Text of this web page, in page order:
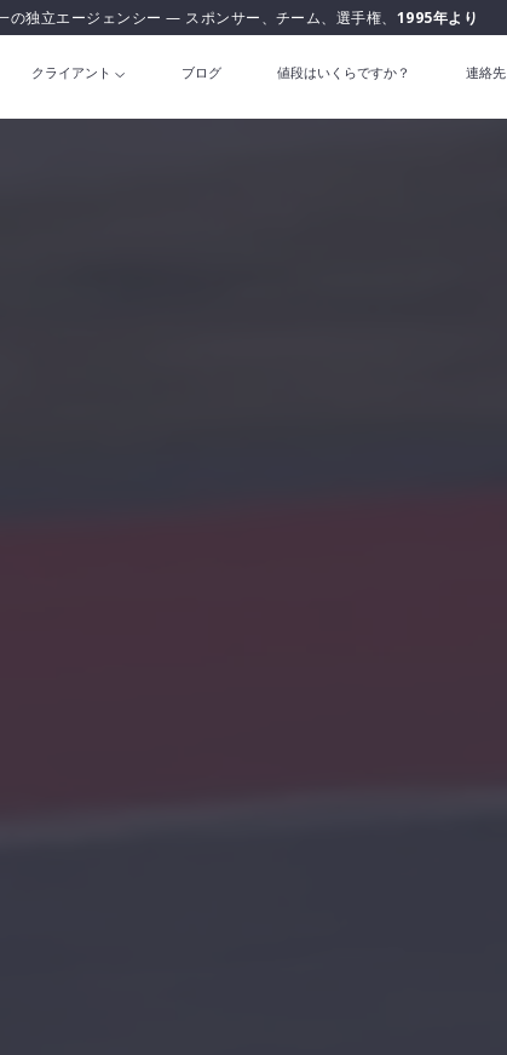
独立エージェンシー — スポンサー、チーム、選手権、 1995年より
クライアント ブログ 値段はいくらですか？ 連絡先